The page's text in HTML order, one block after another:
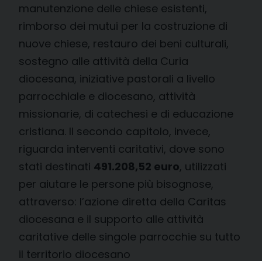
manutenzione delle chiese esistenti,
rimborso dei mutui per la costruzione di
nuove chiese, restauro dei beni culturali,
sostegno alle attività della Curia
diocesana, iniziative pastorali a livello
parrocchiale e diocesano, attività
missionarie, di catechesi e di educazione
cristiana. Il secondo capitolo, invece,
riguarda interventi caritativi, dove sono
stati destinati 491.208,52 euro, utilizzati
per aiutare le persone più bisognose,
attraverso: l’azione diretta della Caritas
diocesana e il supporto alle attività
caritative delle singole parrocchie su tutto
il territorio diocesano